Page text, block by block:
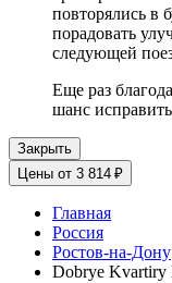
повторялись в
порадовать
следующей
Еще раз
шанс
Закрыть
Цены от 3 814 ₽
Главная
Россия
Ростов-на-Дону
Dobrye Kvartiry